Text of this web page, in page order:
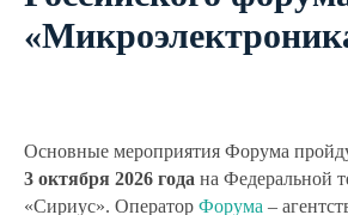
Основные мероприятия Форума
3 октября 2026 года на Федеральной
«Сириус». Оператор Форума –